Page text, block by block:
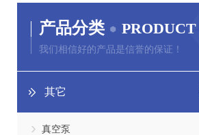
产品分类 PRODUCT
我们相信好的产品是信誉的保证！
其它
真空泵